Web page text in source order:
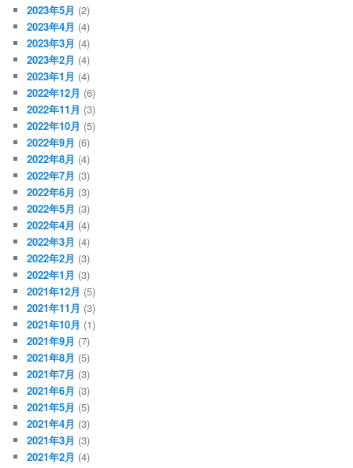
2023年5月 (2)
2023年4月 (4)
2023年3月 (4)
2023年2月 (4)
2023年1月 (4)
2022年12月 (6)
2022年11月 (3)
2022年10月 (5)
2022年9月 (6)
2022年8月 (4)
2022年7月 (3)
2022年6月 (3)
2022年5月 (3)
2022年4月 (4)
2022年3月 (4)
2022年2月 (3)
2022年1月 (3)
2021年12月 (5)
2021年11月 (3)
2021年10月 (1)
2021年9月 (7)
2021年8月 (5)
2021年7月 (3)
2021年6月 (3)
2021年5月 (5)
2021年4月 (3)
2021年3月 (3)
2021年2月 (4)